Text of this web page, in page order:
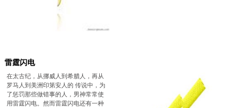
雷霆闪电
在太古纪，从挪威人到希腊人，再从
罗马人到美洲印第安人的 传说中，为
了惩罚那些做错事的人，男神常常使
用雷霆闪电。然而雷霆闪电还有一种